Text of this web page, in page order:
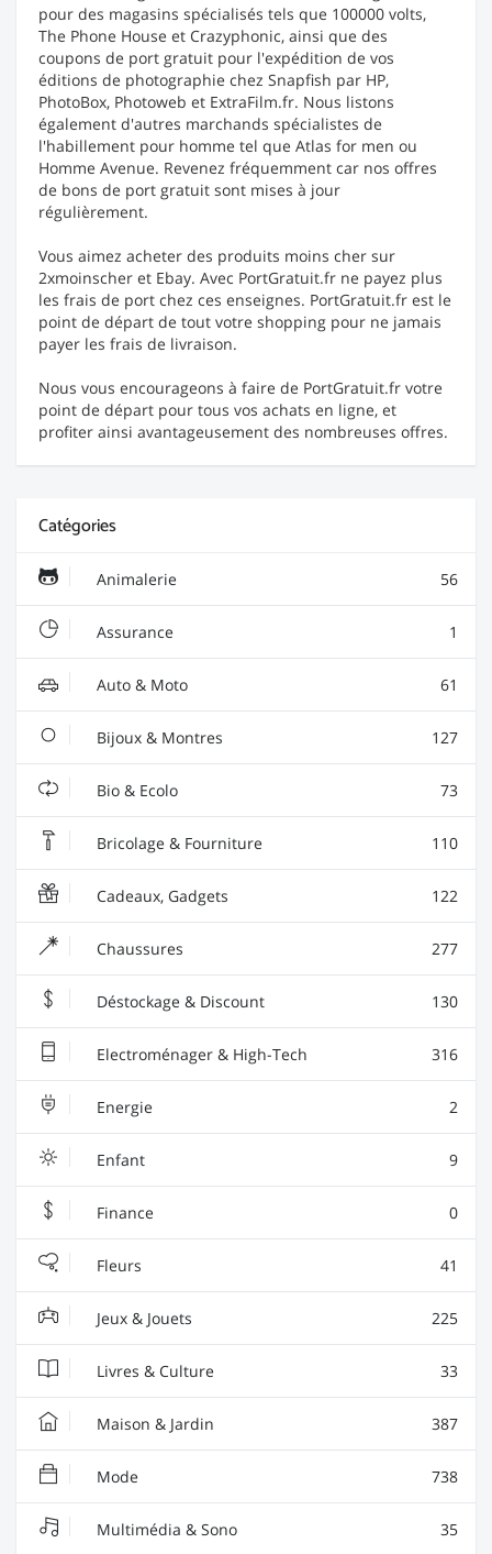
pour des magasins spécialisés tels que 100000 volts,
The Phone House et Crazyphonic, ainsi que des
coupons de port gratuit pour l'expédition de vos
éditions de photographie chez Snapfish par HP,
PhotoBox, Photoweb et ExtraFilm.fr. Nous listons
également d'autres marchands spécialistes de
l'habillement pour homme tel que Atlas for men ou
Homme Avenue. Revenez fréquemment car nos offres
de bons de port gratuit sont mises à jour
régulièrement.
Vous aimez acheter des produits moins cher sur
2xmoinscher et Ebay. Avec PortGratuit.fr ne payez plus
les frais de port chez ces enseignes. PortGratuit.fr est le
point de départ de tout votre shopping pour ne jamais
payer les frais de livraison.
Nous vous encourageons à faire de PortGratuit.fr votre
point de départ pour tous vos achats en ligne, et
profiter ainsi avantageusement des nombreuses offres.
Catégories
Animalerie 56
Assurance 1
Auto & Moto 61
Bijoux & Montres 127
Bio & Ecolo 73
Bricolage & Fourniture 110
Cadeaux, Gadgets 122
Chaussures 277
Déstockage & Discount 130
Electroménager & High-Tech 316
Energie 2
Enfant 9
Finance 0
Fleurs 41
Jeux & Jouets 225
Livres & Culture 33
Maison & Jardin 387
Mode 738
Multimédia & Sono 35